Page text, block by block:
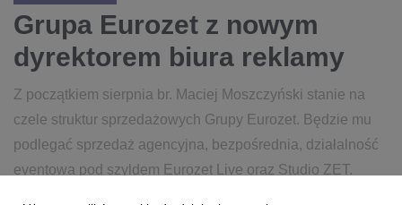
Grupa Eurozet z nowym
dyrektorem biura reklamy
Z początkiem sierpnia br. Maciej Moszczyński stanie na
czele struktur sprzedażowych Grupy Eurozet. Będzie mu
podlegać sprzedaż agencyjna, bezpośrednia, działalność
eventowa pod szyldem Eurozet Live oraz Studio ZET.